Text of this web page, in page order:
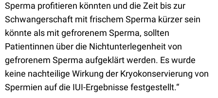
Sperma profitieren könnten und die Zeit bis zur
Schwangerschaft mit frischem Sperma kürzer sein
könnte als mit gefrorenem Sperma, sollten
Patientinnen über die Nichtunterlegenheit von
gefrorenem Sperma aufgeklärt werden. Es wurde
keine nachteilige Wirkung der Kryokonservierung von
Spermien auf die IUI-Ergebnisse festgestellt.“